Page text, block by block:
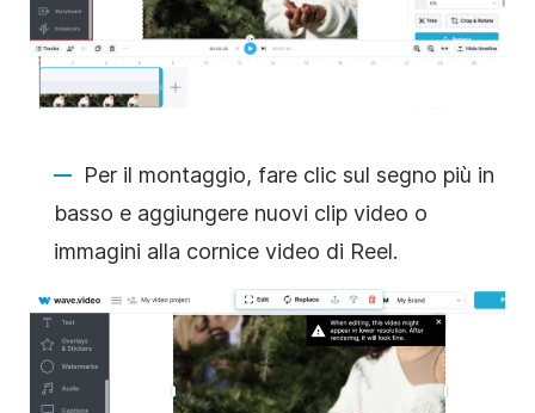
Per il montaggio, fare clic sul segno più in
basso e aggiungere nuovi clip video o
immagini alla cornice video di Reel.